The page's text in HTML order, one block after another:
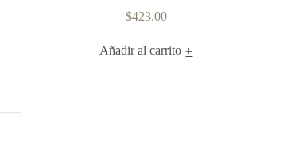
$423.00
Añadir al carrito +